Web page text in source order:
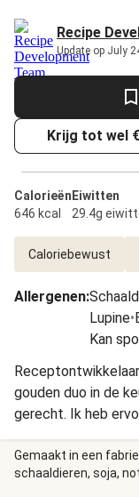
Recipe
Update op July
Krijg tot wel
Calorieën
646 kcal
Eiwitten
29.4g
Caloriebewust
Allergenen:
Lupine•
Kan
gouden duo in de
gerecht. Ik heb
uit te balanceren
gerecht een zoet
Gemaakt in een
schaaldieren, soja,